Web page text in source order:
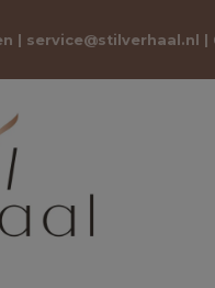
| service@stilverhaal.nl |